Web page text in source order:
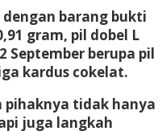
dengan barang bukti
gram, pil dobel L
September berupa pil
kardus cokelat.
pihaknya tidak hanya
juga langkah